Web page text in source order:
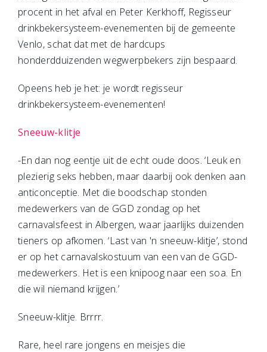
procent in het afval en Peter Kerkhoff, Regisseur
drinkbekersysteem-evenementen bij de gemeente
Venlo, schat dat met de hardcups
honderdduizenden wegwerpbekers zijn bespaard.
Opeens heb je het: je wordt regisseur
drinkbekersysteem-evenementen!
Sneeuw-klitje
-En dan nog eentje uit de echt oude doos. ‘Leuk en
plezierig seks hebben, maar daarbij ook denken aan
anticonceptie. Met die boodschap stonden
medewerkers van de GGD zondag op het
carnavalsfeest in Albergen, waar jaarlijks duizenden
tieners op afkomen. ‘Last van 'n sneeuw-klitje’, stond
er op het carnavalskostuum van een van de GGD-
medewerkers. Het is een knipoog naar een soa. En
die wil niemand krijgen.’
Sneeuw-klitje. Brrrr.
Rare, heel rare jongens en meisjes die